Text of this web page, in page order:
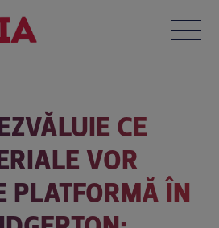
CE
VOR
PLATFORMĂ ÎN